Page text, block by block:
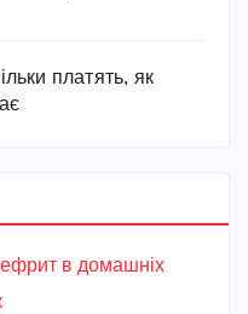
платять, як
в домашніх